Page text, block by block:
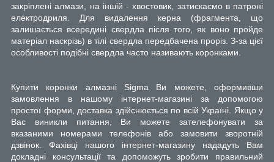
закріплені алмази, на іншій - хвостовик, затискаємо в патроні
електродриля. Для видалення керна (фрагмента, що
залишається всередині свердла після того, як воно пройде
матеріал наскрізь) в тілі свердла передбачена проріз. З-за цієї
особливості подібні свердла часто називають коронками.
Купити коронки алмазні Sigma Ви можете, оформивши
замовлення в нашому інтернет-магазині за допомогою
простої форми, доставка здійснюється по всій Україні. Якщо у
Вас виникли питання, Ви можете зателефонувати за
вказаними номерами телефонів або замовити зворотній
дзвінок. Фахівці нашого інтернет-магазину нададуть Вам
докладні консультації та допоможуть зробити правильний